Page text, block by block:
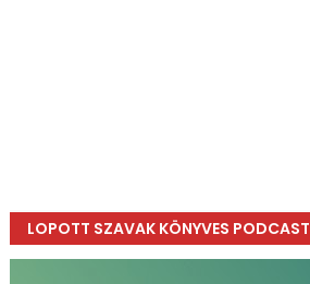
LOPOTT SZAVAK KÖNYVES PODCAST